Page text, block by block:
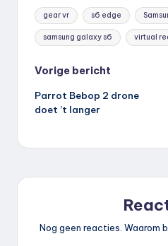
Tags:
gear vr s6 edge
samsung galaxy s6 virtual
Bericht
navigatie
Vorige bericht
Parrot Bebop 2 drone
doet ’t langer
Nog geen reacties. Waarom